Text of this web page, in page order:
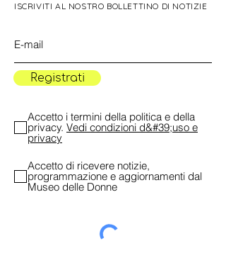
ISCRIVITI AL NOSTRO BOLLETTINO DI NOTIZIE
Registrati
Accetto i termini della politica e della
privacy. Vedi condizioni d&#39;uso e
privacy
Accetto di ricevere notizie,
programmazione e aggiornamenti dal
Museo delle Donne